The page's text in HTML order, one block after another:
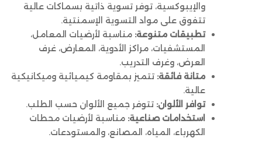
والإيبوكسية، توفر تسوية ذاتية بسماكات عالية
تتفوق على مواد التسوية الإسمنتية.
تطبيقات متنوعة: مناسبة لأرضيات المعامل،
المستشفيات، مراكز الأدوية، المعارض، غرف
العرض، وغرف التدريب.
متانة فائقة: تتميز بمقاومة كيميائية وميكانيكية
عالية.
توافر الألوان: تتوفر جميع الألوان حسب الطلب.
استخدامات صناعية: مناسبة لأرضيات محطات
الكهرباء، المياه، المصانع، والمستودعات.